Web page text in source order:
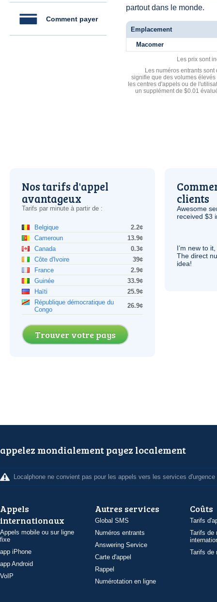
Comment payer
partout dans le monde.
Emplacement
Macomer
Les prix sont
Les numéros entrants
signifie que des volumes
les centres d'appels ou de
un supplément de $0.01
Nos tarifs d'appel
avantageux
Tarifs par minute à partir de :
Belgique
2.2¢
Cameroun
13.9¢
Canada
0.3¢
Côte d'Ivoire
39¢
France
2.9¢
Guinée
33.9¢
Haïti
25.9¢
République démocratique du
Congo
26.9¢
Trouver votre pays
clients
Awesome
received $3
I’m new to
The direct
idea!
appelez mondialement payez localement
Localphone ne convient pas pour les appels vers les services d'urgence
Appels
internationaux
Appels mobile ou sur ligne
fixe
app iPhone
app Android
VoIP
Autres services
Global SMS
Numéros entrants
Answering Service
Carte d'appel
Rappel
Numérotation en ligne
Coûts
Tarifs
Tarifs de
Tarifs de